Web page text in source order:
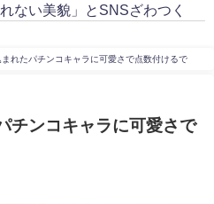
ない美貌」とSNSざわつく
まれたパチンコキャラに可愛さで点数付けるで
チンコキャラに可愛さで